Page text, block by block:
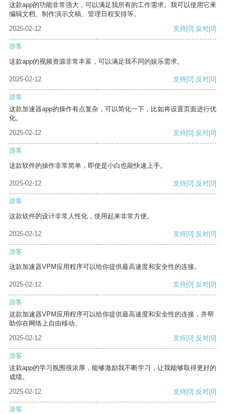
这款app的功能非常强大，可以满足我所有的工作需求。我可以使用它来
编辑文档、制作演示文稿、管理日程安排等。
2025-02-12
支持[0] 反对[0]
游客
这款app的视频资源非常丰富，可以满足我不同的娱乐需求。
2025-02-12 支持[0] 反对[0]
游客
这款加速器app的操作有点复杂，可以简化一下，比如将设置页面进行优
化。
2025-02-12
支持[0] 反对[0]
游客
这款软件的操作非常简单，即使是小白也能快速上手。
2025-02-12 支持[0] 反对[0]
游客
这款软件的设计非常人性化，使用起来非常方便。
2025-02-12 支持[0] 反对[0]
游客
这款加速器VPM应用程序可以给你提供最高速度和安全性的连接。
2025-02-12 支持[0] 反对[0]
游客
这款加速器VPM应用程序可以给你提供最高速度和安全性的连接，并帮
助你在网络上自由移动。
2025-02-12
支持[0] 反对[0]
游客
这款app的学习氛围很浓厚，能够激励我不断学习，让我能够取得更好的
成绩。
2025-02-12
支持[0] 反对[0]
游客